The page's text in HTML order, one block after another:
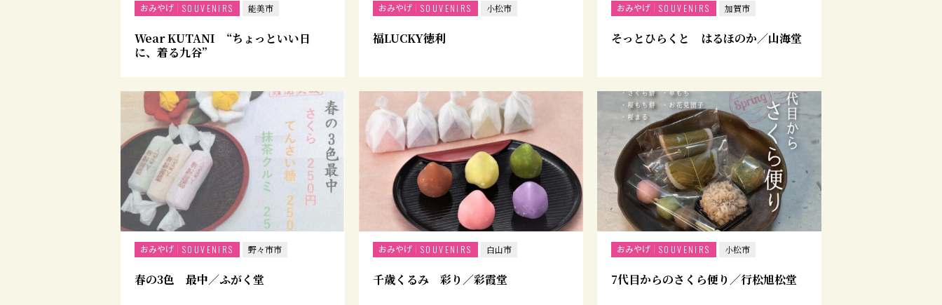
おみやげ SOUVENIRS 能美市
Wear KUTANI “ちょっといい日
に、着る九谷”
おみやげ SOUVENIRS 小松市
福LUCKY徳利
おみやげ SOUVENIRS 加賀市
そっとひらくと はるほのか／山海堂
おみやげ SOUVENIRS 野々市市
春の3色 最中／ふがく堂
おみやげ SOUVENIRS 白山市
千歳くるみ 彩り／彩霞堂
おみやげ SOUVENIRS 小松市
7代目からのさくら便り／行松旭松堂